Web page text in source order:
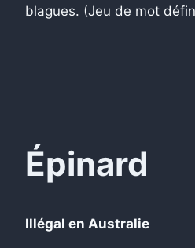
blagues. (Jeu de mot
Épinard
Illégal en Australie